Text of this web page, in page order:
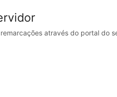
remarcações através do portal do